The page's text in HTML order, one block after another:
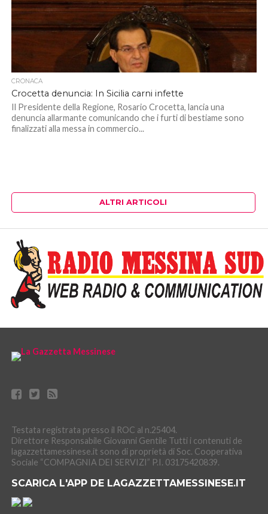
CRONACA
Crocetta denuncia: In Sicilia carni infette
Il Presidente della Regione, Rosario Crocetta, lancia una
denuncia allarmante comunicando che i furti di bestiame sono
finalizzati alla messa in commercio...
ALTRI ARTICOLI
Testata registrata presso il ROC al n.25404.
Direttore Responsabile Giovanni Gentile Tutti i contenuti de
lagazzettamessinese.it sono di proprietà di Soc. Cooperativa
Sociale “COMPAGNIA DEI SERVIZI” P.I. 03175420839.
SCARICA L'APP DE LAGAZZETTAMESSINESE.IT